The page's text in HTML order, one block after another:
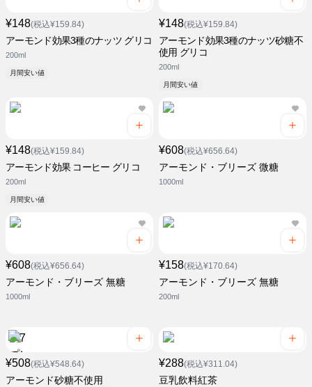
¥148(税込¥159.84)
アーモンド効果3種のナッツ グリコ
200ml
月間安い値
¥148(税込¥159.84)
アーモンド効果3種のナッツ砂糖不
使用 グリコ
200ml
月間安い値
¥148(税込¥159.84)
アーモンド効果 コーヒー グリコ
200ml
月間安い値
¥608(税込¥656.64)
アーモンド・ブリーズ 微糖
1000ml
¥608(税込¥656.64)
アーモンド・ブリーズ 無糖
1000ml
¥158(税込¥170.64)
アーモンド・ブリーズ 無糖
200ml
¥508(税込¥548.64)
アーモンド砂糖不使用
¥288(税込¥311.04)
豆乳飲料紅茶